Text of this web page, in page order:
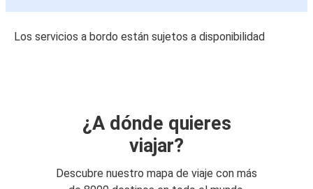
Los servicios a bordo están sujetos a disponibilidad
¿A dónde quieres
viajar?
Descubre nuestro mapa de viaje con más